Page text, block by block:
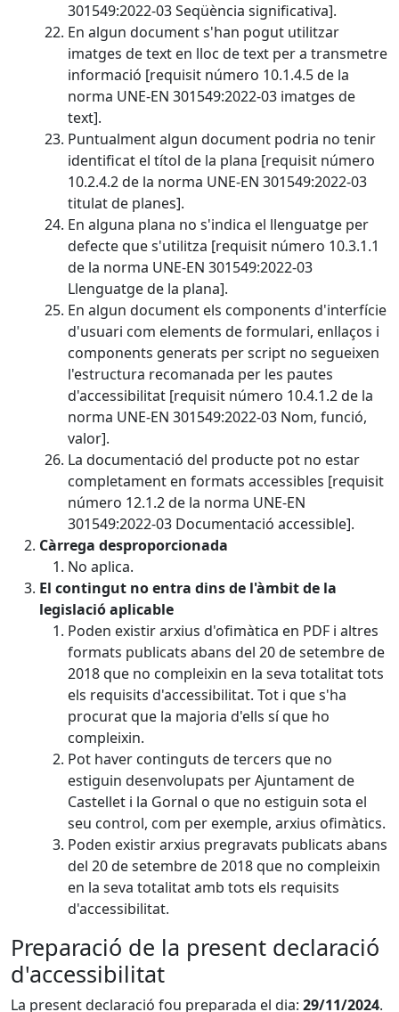
301549:2022-03 Seqüència significativa].
En algun document s'han pogut utilitzar
imatges de text en lloc de text per a transmetre
informació [requisit número 10.1.4.5 de la
norma UNE-EN 301549:2022-03 imatges de
text].
Puntualment algun document podria no tenir
identificat el títol de la plana [requisit número
10.2.4.2 de la norma UNE-EN 301549:2022-03
titulat de planes].
En alguna plana no s'indica el llenguatge per
defecte que s'utilitza [requisit número 10.3.1.1
de la norma UNE-EN 301549:2022-03
Llenguatge de la plana].
En algun document els components d'interfície
d'usuari com elements de formulari, enllaços i
components generats per script no segueixen
l'estructura recomanada per les pautes
d'accessibilitat [requisit número 10.4.1.2 de la
norma UNE-EN 301549:2022-03 Nom, funció,
valor].
La documentació del producte pot no estar
completament en formats accessibles [requisit
número 12.1.2 de la norma UNE-EN
301549:2022-03 Documentació accessible].
Càrrega desproporcionada
No aplica.
El contingut no entra dins de l'àmbit de la
legislació aplicable
Poden existir arxius d'ofimàtica en PDF i altres
formats publicats abans del 20 de setembre de
2018 que no compleixin en la seva totalitat tots
els requisits d'accessibilitat. Tot i que s'ha
procurat que la majoria d'ells sí que ho
compleixin.
Pot haver continguts de tercers que no
estiguin desenvolupats per Ajuntament de
Castellet i la Gornal o que no estiguin sota el
seu control, com per exemple, arxius ofimàtics.
Poden existir arxius pregravats publicats abans
del 20 de setembre de 2018 que no compleixin
en la seva totalitat amb tots els requisits
d'accessibilitat.
Preparació de la present declaració
d'accessibilitat
La present declaració fou preparada el dia: 29/11/2024.